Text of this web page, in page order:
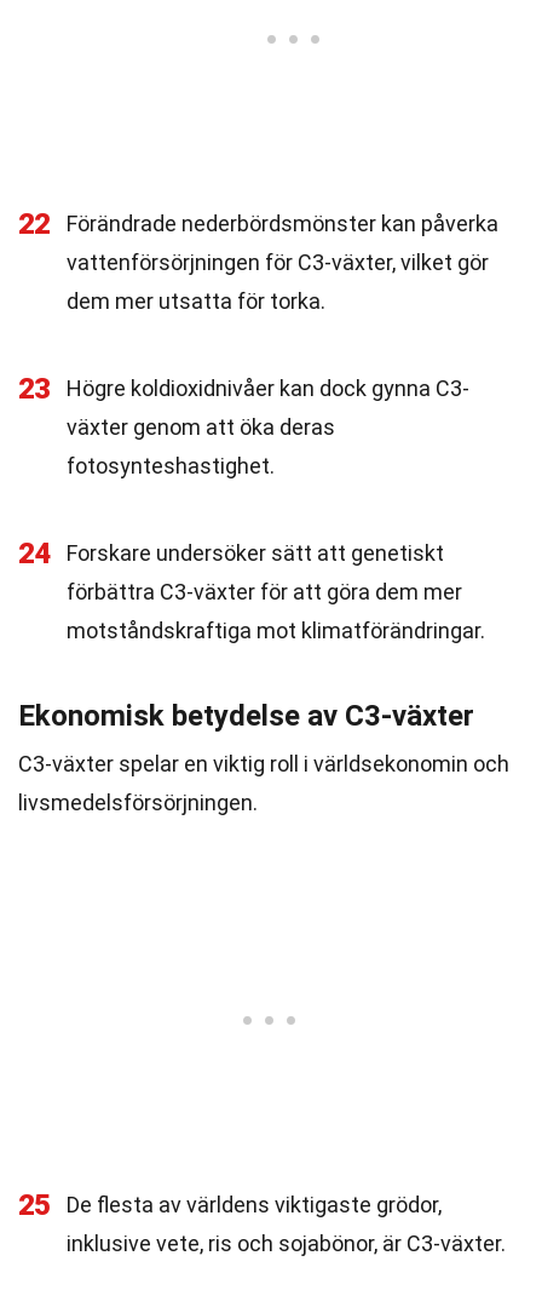
22
Förändrade nederbördsmönster kan påverka
vattenförsörjningen för C3-växter, vilket gör
dem mer utsatta för torka.
23
Högre koldioxidnivåer kan dock gynna C3-
växter genom att öka deras
fotosynteshastighet.
24
Forskare undersöker sätt att genetiskt
förbättra C3-växter för att göra dem mer
motståndskraftiga mot klimatförändringar.
Ekonomisk betydelse av C3-växter
C3-växter spelar en viktig roll i världsekonomin och
livsmedelsförsörjningen.
25
De flesta av världens viktigaste grödor,
inklusive vete, ris och sojabönor, är C3-växter.